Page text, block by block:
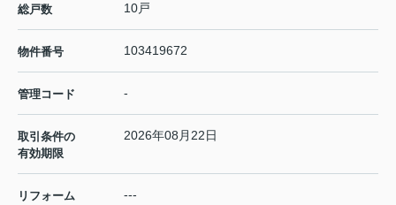
総戸数 10戸
物件番号 103419672
管理コード -
取引条件の
有効期限
2026年08月22日
リフォーム ---